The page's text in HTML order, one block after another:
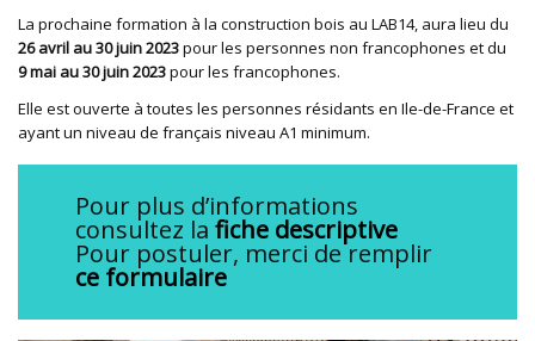
La prochaine formation à la construction bois au LAB14, aura lieu du
26 avril au 30 juin 2023pour les personnes non francophones et du
9 mai au 30 juin 2023pour les francophones.
Elle est ouverte à toutes les personnes résidants en Ile-de-France et
ayant un niveau de français niveau A1 minimum.
Pour plus d’informations
consultez la fiche descriptive
Pour postuler, merci de remplir
ce formulaire